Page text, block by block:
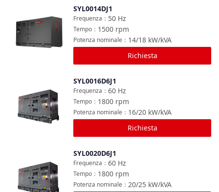
SYL0014DJ1
50 Hz
Frequenza ：
1500 rpm
Tempo ：
14/18 kW/kVA
Potenza nominale ：
Richiesta
SYL0016D6J1
60 Hz
Frequenza ：
1800 rpm
Tempo ：
16/20 kW/kVA
Potenza nominale ：
Richiesta
SYL0020D6J1
60 Hz
Frequenza ：
1800 rpm
Tempo ：
20/25 kW/kVA
Potenza nominale ：